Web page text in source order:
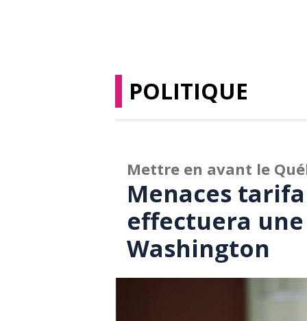
POLITIQUE
Mettre en avant le
Menaces
effectuera
Washington